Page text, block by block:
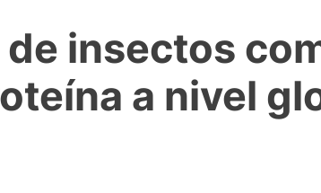
insectos
a nivel